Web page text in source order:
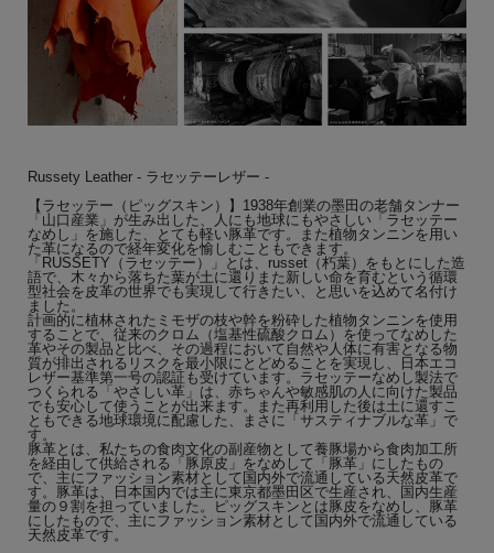
Russety Leather - ラセッテーレザー -
【ラセッテー（ピッグスキン）】1938年創業の墨田の老舗タンナー
「山口産業」が生み出した、人にも地球にもやさしい「ラセッテー
なめし」を施した、とても軽い豚革です。また植物タンニンを用い
た革になるので経年変化を愉しむこともできます。
「RUSSETY（ラセッテー）」とは、russet（朽葉）をもとにした造
語で、木々から落ちた葉が土に還りまた新しい命を育むという循環
型社会を皮革の世界でも実現して行きたい、と思いを込めて名付け
ました。
計画的に植林されたミモザの枝や幹を粉砕した植物タンニンを使用
することで、従来のクロム（塩基性硫酸クロム）を使ってなめした
革やその製品と比べ、その過程において自然や人体に有害となる物
質が排出されるリスクを最小限にとどめることを実現し、日本エコ
レザー基準第一号の認証も受けています。ラセッテーなめし製法で
つくられる「やさしい革」は、赤ちゃんや敏感肌の人に向けた製品
でも安心して使うことが出来ます。また再利用した後は土に還すこ
ともできる地球環境に配慮した、まさに「サスティナブルな革」で
す。
豚革とは、私たちの食肉文化の副産物として養豚場から食肉加工所
を経由して供給される「豚原皮」をなめして「豚革」にしたもの
で、主にファッション素材として国内外で流通している天然皮革で
す。豚革は、日本国内では主に東京都墨田区で生産され、国内生産
量の９割を担っていました。ピッグスキンとは豚皮をなめし、豚革
にしたもので、主にファッション素材として国内外で流通している
天然皮革です。